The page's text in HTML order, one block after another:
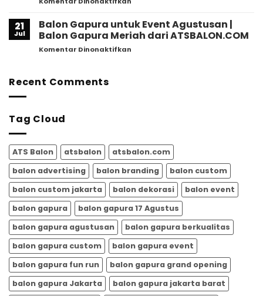
Agustusan
2026,
Gapura
untuk
Event
21
Jul
Balon Gapura untuk Event Agustusan |
Balon Gapura Meriah dari ATSBALON.COM
Komentar Dinonaktifkan
dari
ATSBALON.COM
Recent Comments
Tag Cloud
ATS Balon atsbalon
atsbalon.com
balon advertising
balon branding
balon custom
balon custom jakarta
balon dekorasi
balon event
balon gapura
balon gapura 17 Agustus
balon gapura agustusan
balon gapura berkualitas
balon gapura custom
balon gapura event
balon gapura fun run
balon gapura grand opening
balon gapura Jakarta
balon gapura jakarta barat